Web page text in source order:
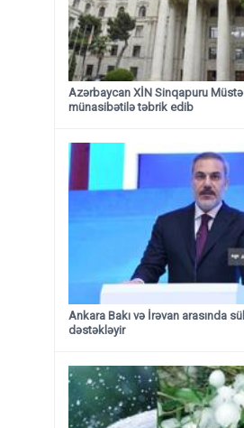
Azərbaycan XİN Sinqapuru
münasibətilə təbrik edib
Ankara Bakı və İrəvan arasında
dəstəkləyir